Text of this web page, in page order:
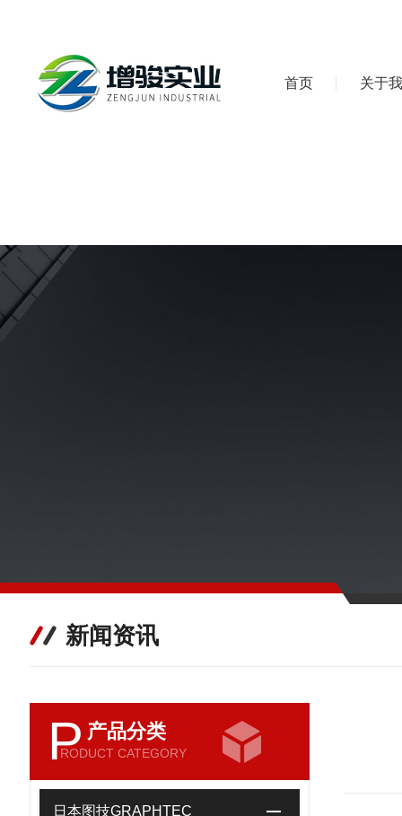
首页 关于
新闻资讯
P 产品分类
RODUCT CATEGORY
日本图技GRAPHTEC